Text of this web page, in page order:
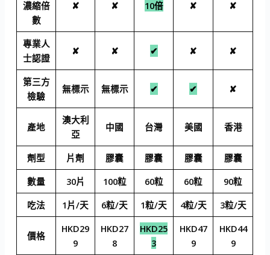
濃縮倍
數
✘ ✘ 10倍 ✘ ✘
專業人
士認證
✘ ✘ ✔ ✘ ✘
第三方
檢驗
無標示 無標示 ✔ ✔ ✘
產地
澳大利
亞
中國 台灣 美國 香港
劑型 片劑 膠囊 膠囊 膠囊
膠囊
數量
30片 100粒 60粒 60粒
90粒
吃法
1片/天 6粒/天 1粒/天 4粒/天 3粒/天
價格
HKD29
9
HKD27
8
HKD25
3
HKD47
9
HKD44
9